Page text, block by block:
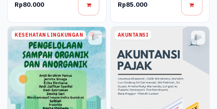
Rp80.000 Rp85.000
KESEHATAN LINGKUNGAN AKUNTANSI